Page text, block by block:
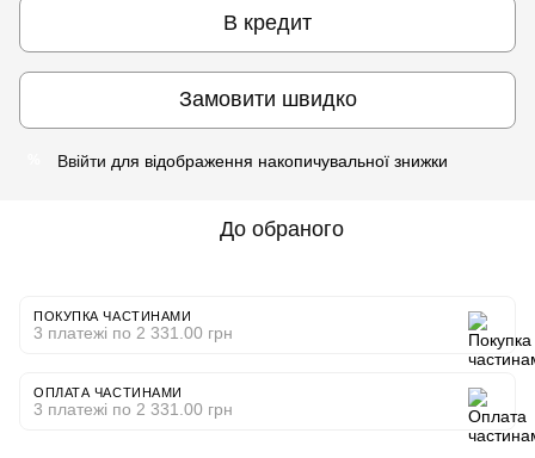
В кредит
Замовити швидко
Ввійти для відображення накопичувальної знижки
До обраного
ПОКУПКА ЧАСТИНАМИ
3 платежі по 2 331.00 грн
ОПЛАТА ЧАСТИНАМИ
3 платежі по 2 331.00 грн